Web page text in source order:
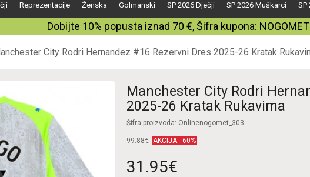
Reprezentacije Ženska Golmanski SP 2026 Dječji SP 2026 Muškarci SP
Dobijte 10% popusta iznad 70 €, Šifra kupona: NOGOMET
City Rodri Hernandez #16 Rezervni Dres 2025-26 Kratak
Manchester City Rodri
2025-26 Kratak Rukavima
Šifra proizvoda: Onlinenogomet_303
99.88€ AKCIJA - 60%
31.95€